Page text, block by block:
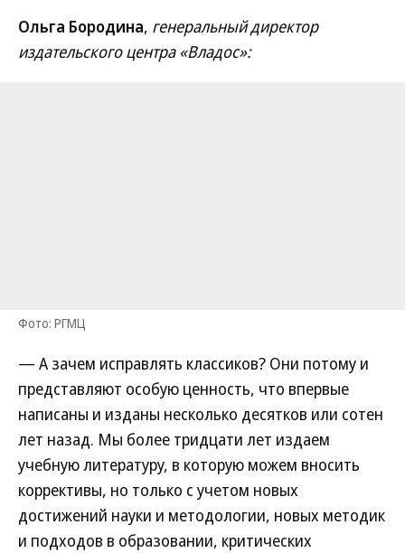
Ольга Бородина, генеральный директор
издательского центра «Владос»:
Фото: РГМЦ
— А зачем исправлять классиков? Они потому и
представляют особую ценность, что впервые
написаны и изданы несколько десятков или сотен
лет назад. Мы более тридцати лет издаем
учебную литературу, в которую можем вносить
коррективы, но только с учетом новых
достижений науки и методологии, новых методик
и подходов в образовании, критических